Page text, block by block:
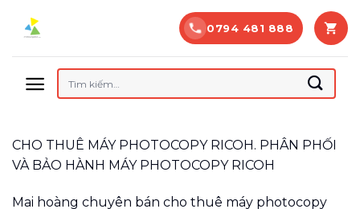
0794 481 888
Tìm
kiếm:
CHO THUÊ MÁY PHOTOCOPY RICOH. PHÂN PHỐI
VÀ BẢO HÀNH MÁY PHOTOCOPY RICOH
Mai hoàng chuyên bán cho thuê máy photocopy